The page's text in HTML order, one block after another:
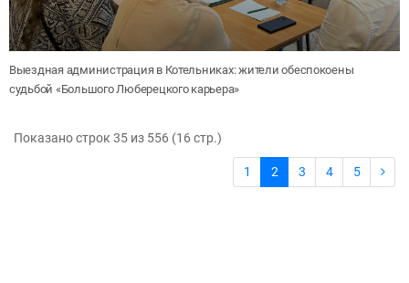
Выездная администрация в Котельниках: жители обеспокоены
судьбой «Большого Люберецкого карьера»
Показано строк 35 из 556 (16 cтр.)
1 2 3 4 5